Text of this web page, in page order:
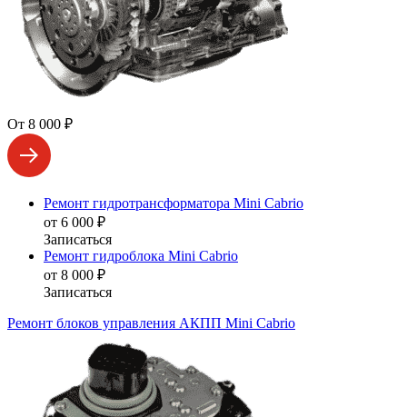
От 8 000 ₽
Ремонт гидротрансформатора Mini Cabrio
от 6 000 ₽
Записаться
Ремонт гидроблока Mini Cabrio
от 8 000 ₽
Записаться
Ремонт блоков управления АКПП Mini Cabrio